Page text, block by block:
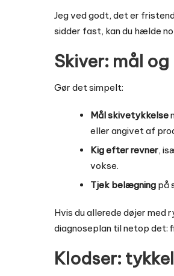
Jeg ved godt, det er
sidder fast, kan du hælde
Skiver: mål
Gør det simpelt:
Mål skivetykkelse
eller angivet af
Kig efter revner,
vokse.
Tjek belægning på
Hvis du allerede døjer med
diagnoseplan til netop det:
Klodser: